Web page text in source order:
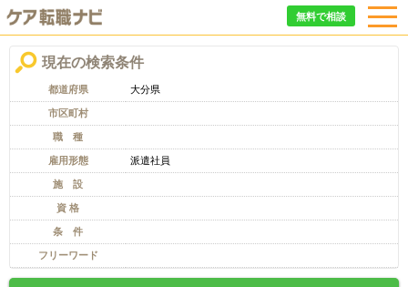
無料で相談
現在の検索条件
都道府県 大分県
市区町村
職 種
雇用形態 派遣社員
施 設
資 格
条 件
フリーワード